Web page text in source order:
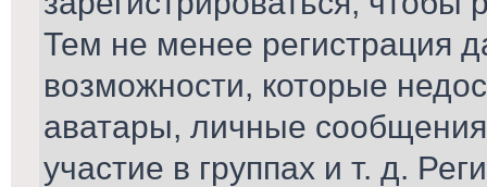
Тем не менее регистрация
возможности, которые
аватары, личные
участие в группах и т. д.